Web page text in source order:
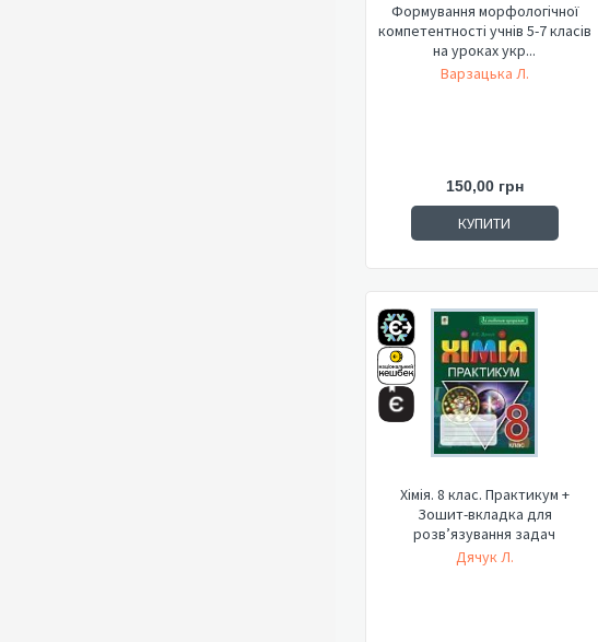
Формування морфологічної
компетентності учнів 5-7 класів
на уроках укр...
Варзацька Л.
150,00 грн
КУПИТИ
Хімія. 8 клас. Практикум +
Зошит-вкладка для
розв’язування задач
Дячук Л.